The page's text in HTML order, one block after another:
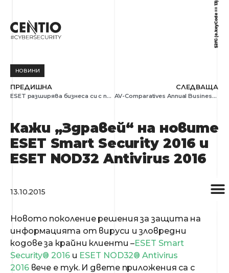
НОВИНИ
ПРЕДИШНА
ESET разширява бизнеса си с придобиването на решението за криптиране на данни DESlock+
СЛЕДВАЩА
AV-Comparatives Annual Business Review отличи отдалечената администрация, леснотата за работа и дизайна на бизнес решенията на ESET
Кажи „Здравей“ на новите
ESET Smart Security 2016 и
ESET NOD32 Antivirus 2016
13.10.2015
Новото поколение решения за защита на
информацията от вируси и зловредни
кодове за крайни клиенти –ESET Smart
Security® 2016и ESET NOD32® Antivirus
2016вече е тук. И двете приложения са с